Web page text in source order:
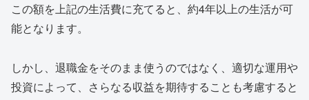
この額を上記の生活費に充てると、約4年以上の生活が可
能となります。
しかし、退職金をそのまま使うのではなく、適切な運用や
投資によって、さらなる収益を期待することも考慮すると